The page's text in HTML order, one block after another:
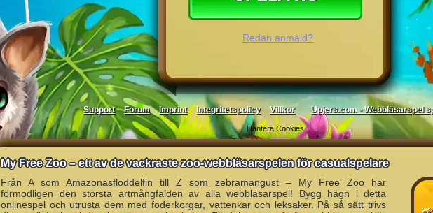
Support Forum Imprint Integritetspolicy Villkor Upjers.com - Webbläsarspel
Hantera Cookies
Redan anmäld?
My Free Zoo – ett av de vackraste zoo-webbläsarspelen för casualspelare
Från A som Amazonasfloddelfin till Z som zebramangust – My Free Zoo har
förmodligen den största artmångfalden av alla webbläsarspel! Bygg hägn i detta
onlinespel och utrusta dem med foderkorgar, vattenkar och leksaker. På så sätt trivs